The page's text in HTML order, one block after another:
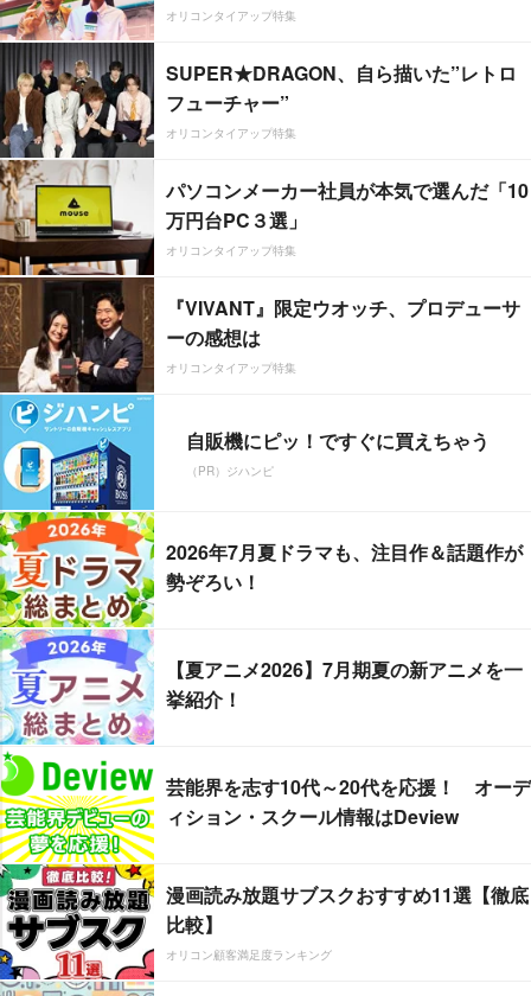
オリコンタイアップ特集
SUPER★DRAGON、自ら描いた”レトロ
フューチャー”
オリコンタイアップ特集
パソコンメーカー社員が本気で選んだ「10
万円台PC３選」
オリコンタイアップ特集
『VIVANT』限定ウオッチ、プロデューサ
ーの感想は
オリコンタイアップ特集
自販機にピッ！ですぐに買えちゃう
（PR）ジハンピ
2026年7月夏ドラマも、注目作＆話題作が
勢ぞろい！
【夏アニメ2026】7月期夏の新アニメを一
挙紹介！
芸能界を志す10代～20代を応援！ オーデ
ィション・スクール情報はDeview
漫画読み放題サブスクおすすめ11選【徹底
比較】
オリコン顧客満足度ランキング